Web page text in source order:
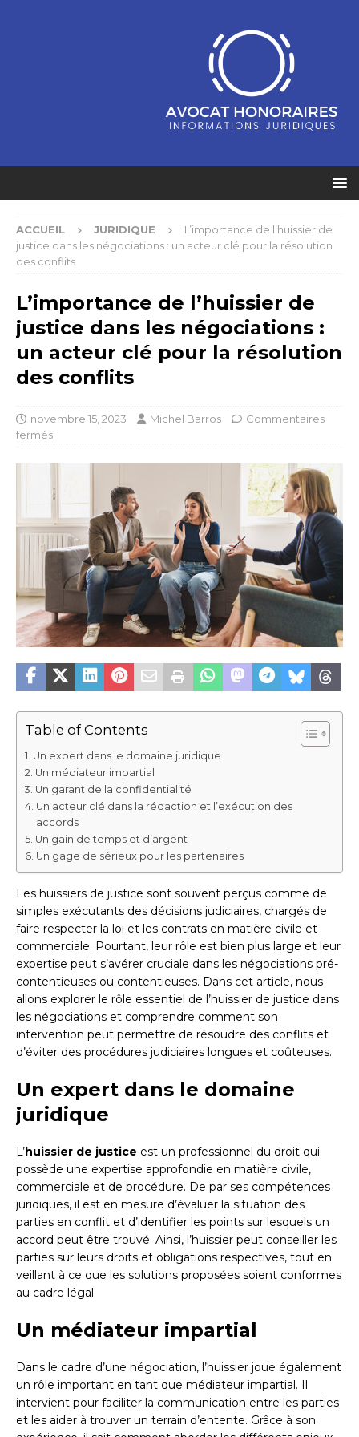
ACCUEIL JURIDIQUE
L’importance de l’huissier de
justice dans les négociations : un acteur clé pour la résolution
des conflits
L’importance de l’huissier de
justice dans les négociations :
un acteur clé pour la résolution
des conflits
novembre 15, 2023 Michel Barros
Commentaires
fermés
Table of Contents
Un expert dans le domaine juridique
Un médiateur impartial
Un garant de la confidentialité
Un acteur clé dans la rédaction et l’exécution des
accords
Un gain de temps et d’argent
Un gage de sérieux pour les partenaires
Les huissiers de justice sont souvent perçus comme de
simples exécutants des décisions judiciaires, chargés de
faire respecter la loi et les contrats en matière civile et
commerciale. Pourtant, leur rôle est bien plus large et leur
expertise peut s’avérer cruciale dans les négociations pré-
contentieuses ou contentieuses. Dans cet article, nous
allons explorer le rôle essentiel de l’huissier de justice dans
les négociations et comprendre comment son
intervention peut permettre de résoudre des conflits et
d’éviter des procédures judiciaires longues et coûteuses.
Un expert dans le domaine
juridique
L’huissier de justice est un professionnel du droit qui
possède une expertise approfondie en matière civile,
commerciale et de procédure. De par ses compétences
juridiques, il est en mesure d’évaluer la situation des
parties en conflit et d’identifier les points sur lesquels un
accord peut être trouvé. Ainsi, l’huissier peut conseiller les
parties sur leurs droits et obligations respectives, tout en
veillant à ce que les solutions proposées soient conformes
au cadre légal.
Un médiateur impartial
Dans le cadre d’une négociation, l’huissier joue également
un rôle important en tant que médiateur impartial. Il
intervient pour faciliter la communication entre les parties
et les aider à trouver un terrain d’entente. Grâce à son